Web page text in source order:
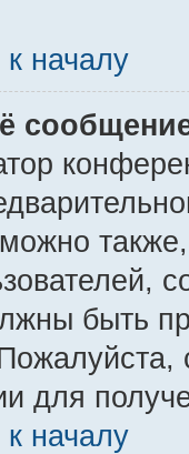
началу
быть
для
началу